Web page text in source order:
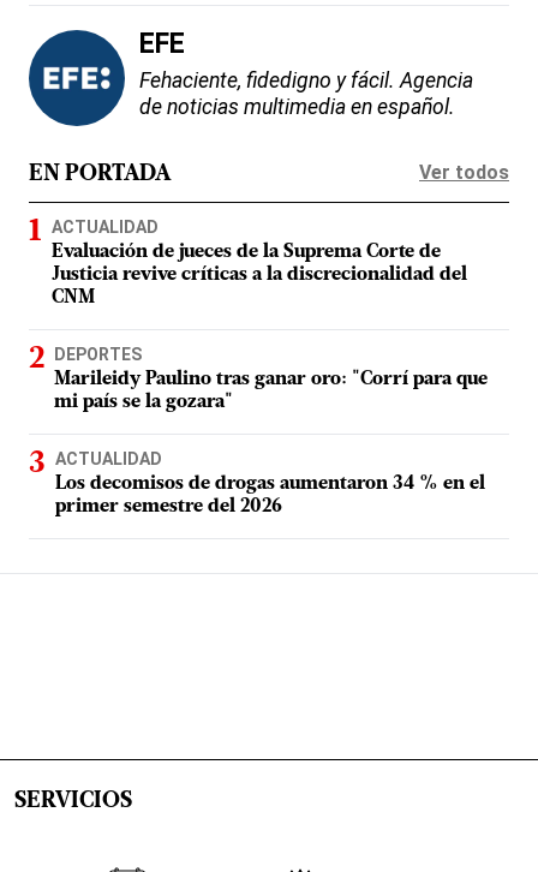
EFE
Fehaciente, fidedigno y fácil. Agencia
de noticias multimedia en español.
EN PORTADA Ver todos
ACTUALIDAD
Evaluación de jueces de la Suprema Corte de
Justicia revive críticas a la discrecionalidad del
CNM
DEPORTES
Marileidy Paulino tras ganar oro: "Corrí para que
mi país se la gozara"
ACTUALIDAD
Los decomisos de drogas aumentaron 34 % en el
primer semestre del 2026
SERVICIOS